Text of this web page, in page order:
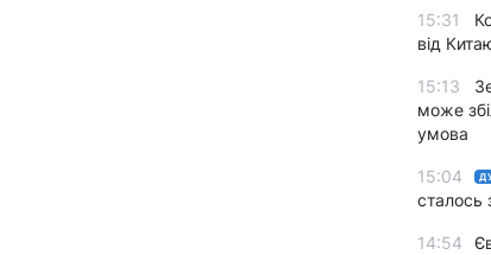
15:31
від
15:13
може
умова
15:04
сталось
14:54